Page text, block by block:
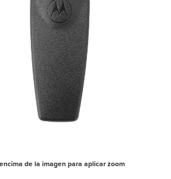
de la imagen para aplicar zoom